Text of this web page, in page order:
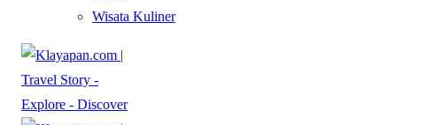
Wisata Kuliner